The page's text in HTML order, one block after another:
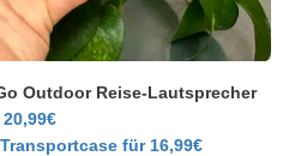
Outdoor Reise-Lautsprecher
für 16,99€